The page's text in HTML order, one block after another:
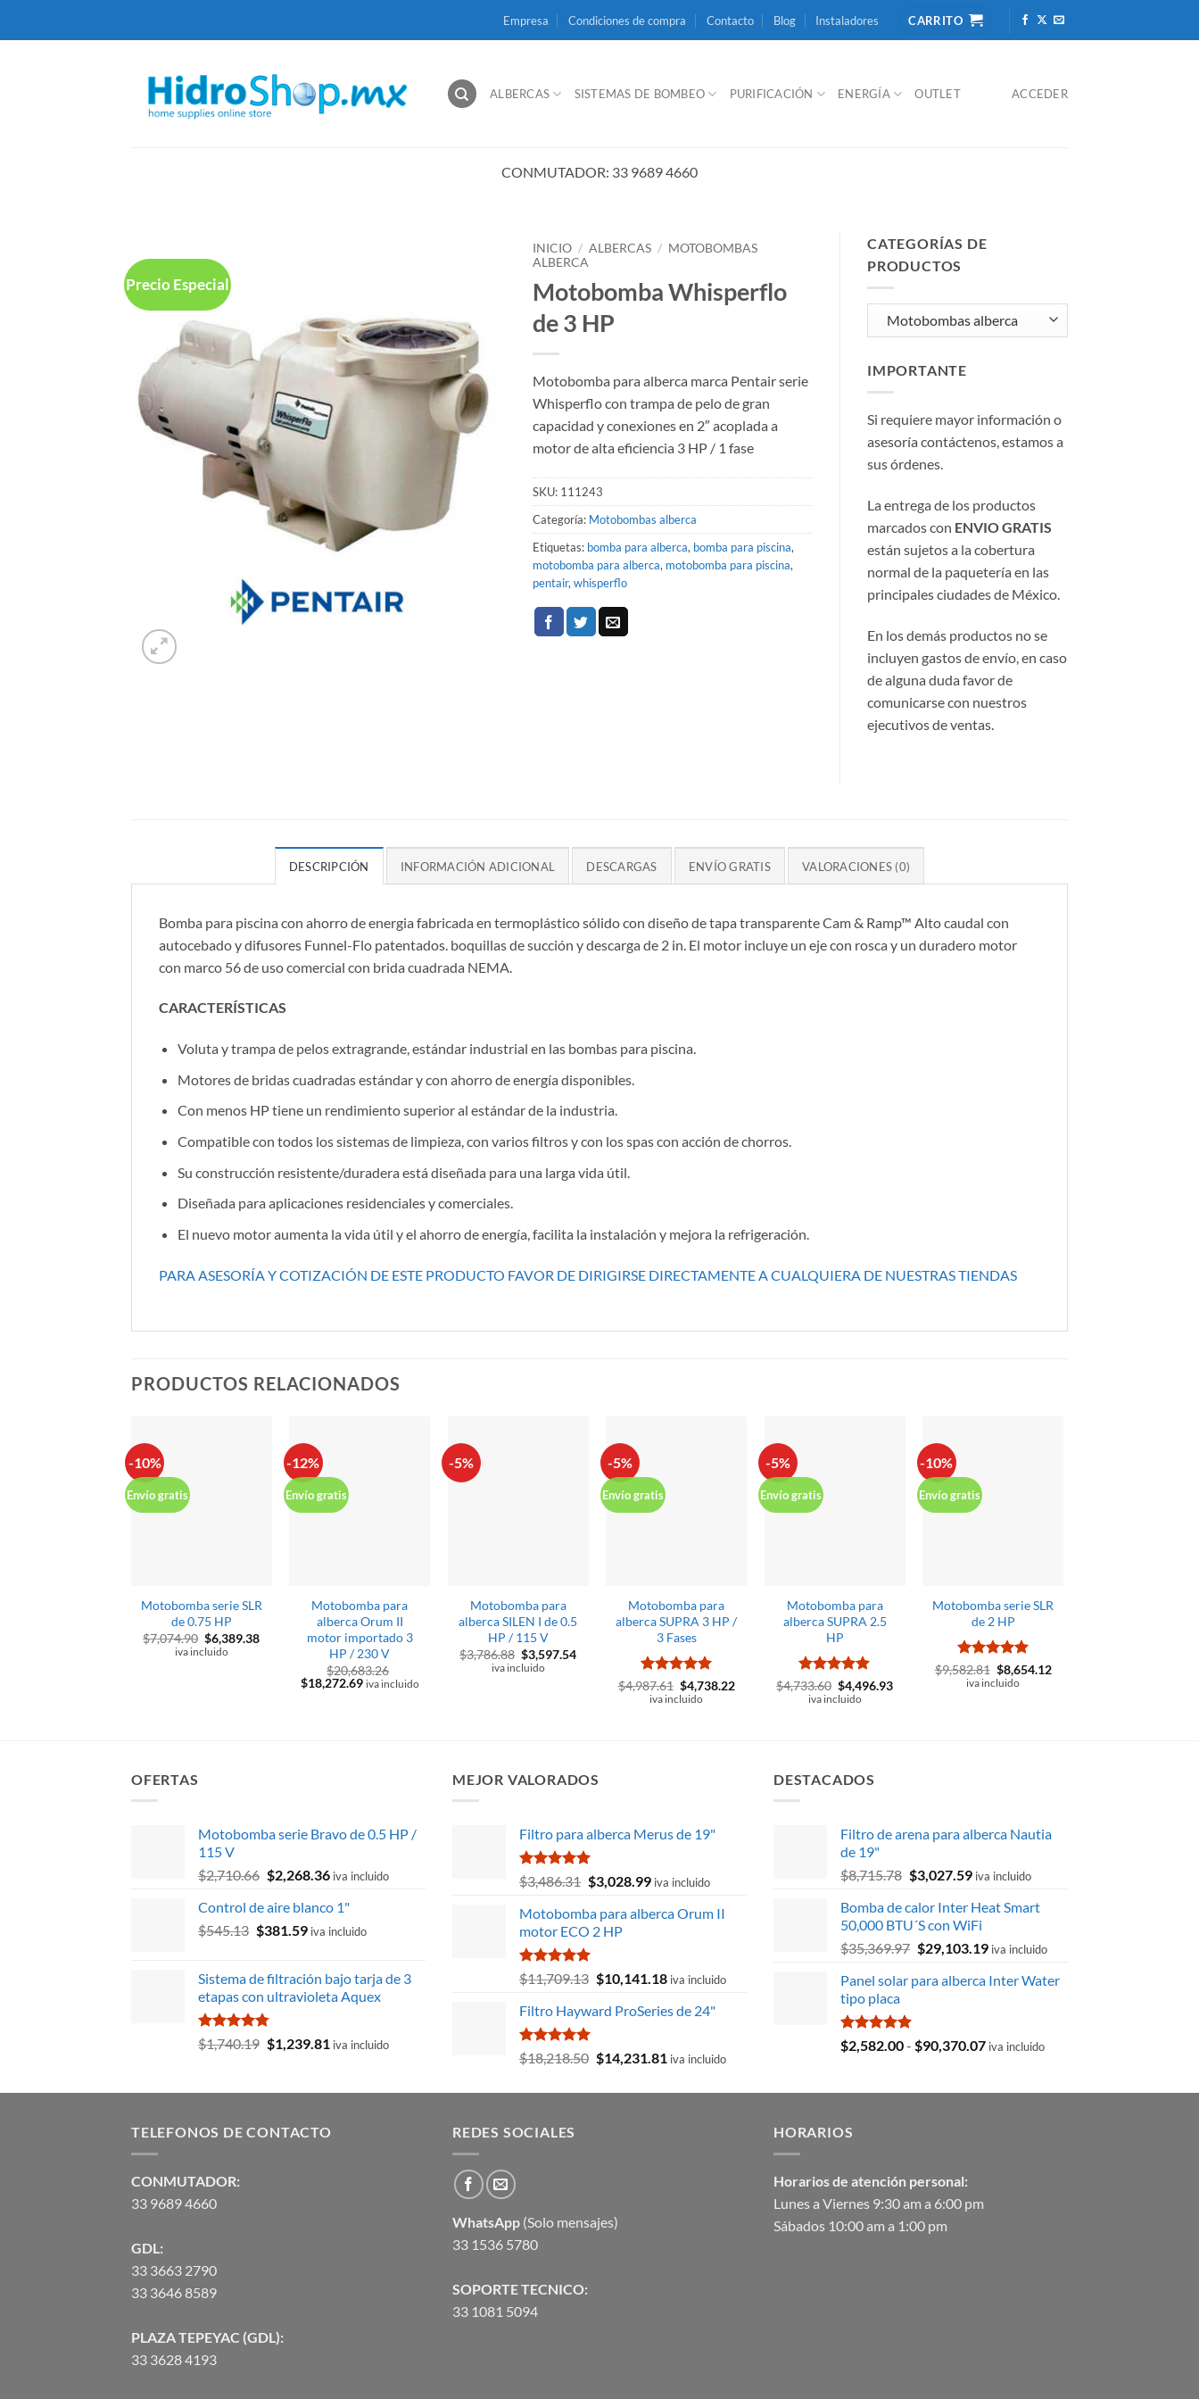
Empresa Condiciones de compra Contacto Blog Instaladores CARRITO
ALBERCAS SISTEMAS DE BOMBEO PURIFICACIÓN ENERGÍA OUTLET ACCEDER
CONMUTADOR: 33 9689 4660
Precio Especial
INICIO / ALBERCAS / MOTOBOMBAS
ALBERCA
Motobomba Whisperflo
de 3 HP
Motobomba para alberca marca Pentair serie
Whisperflo con trampa de pelo de gran
capacidad y conexiones en 2″ acoplada a
motor de alta eficiencia 3 HP / 1 fase
SKU: 111243
Categoría: Motobombas alberca
Etiquetas: bomba para alberca, bomba para piscina,
motobomba para alberca, motobomba para piscina,
pentair, whisperflo
CATEGORÍAS DE
PRODUCTOS
IMPORTANTE
Si requiere mayor información o
asesoría contáctenos, estamos a
sus órdenes.
La entrega de los productos
marcados con ENVIO GRATIS
están sujetos a la cobertura
normal de la paquetería en las
principales ciudades de México.
En los demás productos no se
incluyen gastos de envío, en caso
de alguna duda favor de
comunicarse con nuestros
ejecutivos de ventas.
DESCRIPCIÓN INFORMACIÓN ADICIONAL DESCARGAS ENVÍO GRATIS VALORACIONES (0)
Bomba para piscina con ahorro de energia fabricada en termoplástico sólido con diseño de tapa transparente Cam & Ramp™ Alto caudal con
autocebado y difusores Funnel-Flo patentados. boquillas de succión y descarga de 2 in. El motor incluye un eje con rosca y un duradero motor
con marco 56 de uso comercial con brida cuadrada NEMA.
CARACTERÍSTICAS
Voluta y trampa de pelos extragrande, estándar industrial en las bombas para piscina.
Motores de bridas cuadradas estándar y con ahorro de energía disponibles.
Con menos HP tiene un rendimiento superior al estándar de la industria.
Compatible con todos los sistemas de limpieza, con varios filtros y con los spas con acción de chorros.
Su construcción resistente/duradera está diseñada para una larga vida útil.
Diseñada para aplicaciones residenciales y comerciales.
El nuevo motor aumenta la vida útil y el ahorro de energía, facilita la instalación y mejora la refrigeración.
PARA ASESORÍA Y COTIZACIÓN DE ESTE PRODUCTO FAVOR DE DIRIGIRSE DIRECTAMENTE A CUALQUIERA DE NUESTRAS TIENDAS
PRODUCTOS RELACIONADOS
-10%
Envío gratis
Motobomba serie SLR
de 0.75 HP
$7,074.90 El
precio
$6,389.38El
$6,389.38.
iva incluido
-12%
Envío gratis
Motobomba para
alberca Orum II
motor importado 3
HP / 230 V
$20,683.26
El
precio
$18,272.69Eliva incluido
-5%
Motobomba para
alberca SILEN I de 0.5
HP / 115 V
$3,786.88 El
precio
$3,597.54El
iva incluido
-5%
Envío gratis
Motobomba para
alberca SUPRA 3 HP /
3 Fases
Valorado
con5de 5
$4,987.61 El
precio
$4,738.22El
iva incluido
-5%
Envío gratis
Motobomba para
alberca SUPRA 2.5
HP
Valorado
con5de 5
$4,733.60 El
precio
$4,496.93El
iva incluido
-10%
Envío gratis
Motobomba serie SLR
de 2 HP
Valorado
con5de 5
$9,582.81 El
precio
$8,654.12El
iva incluido
OFERTAS
Motobomba serie Bravo de 0.5 HP /
115 V
$2,710.66 El
original
era:
$2,268.36El
actual
es:
iva incluido
Control de aire blanco 1"
$545.13 El
era:
$545.13.
$381.59El
es:
$381.59.
iva incluido
Sistema de filtración bajo tarja de 3
etapas con ultravioleta Aquex
Valorado
con
$1,740.19 El
$1,239.81 El
iva incluido
MEJOR VALORADOS
Filtro para alberca Merus de 19"
Valorado
con
de 5
$3,486.31 El
original
era:
$3,486.31.
$3,028.99El
actual
iva incluido
Motobomba para alberca Orum II
motor ECO 2 HP
Valorado
con
de 5
$11,709.13 El
original
$11,709.13.
$10,141.18El
actual
$10,141.18.
iva incluido
Filtro Hayward ProSeries de 24"
Valorado
con
$18,218.50 El
original
$14,231.81 El
actual
iva incluido
DESTACADOS
Filtro de arena para alberca Nautia
de 19"
$8,715.78 El
original
era:
$8,715.78.
$3,027.59El
actual
es:
$3,027.59.
iva incluido
Bomba de calor Inter Heat Smart
50,000 BTU´S con WiFi
$35,369.97 El
original
$29,103.19El
actual
iva incluido
Panel solar para alberca Inter Water
tipo placa
Valorado
con
$2,582.00- $90,370.07Rango
iva incluido
TELEFONOS DE CONTACTO
CONMUTADOR:
33 9689 4660
GDL:
33 3663 2790
33 3646 8589
PLAZA TEPEYAC (GDL):
33 3628 4193
REDES SOCIALES
WhatsApp (Solo mensajes)
33 1536 5780
SOPORTE TECNICO:
33 1081 5094
HORARIOS
Horarios de atención personal:
Lunes a Viernes 9:30 am a 6:00 pm
Sábados 10:00 am a 1:00 pm